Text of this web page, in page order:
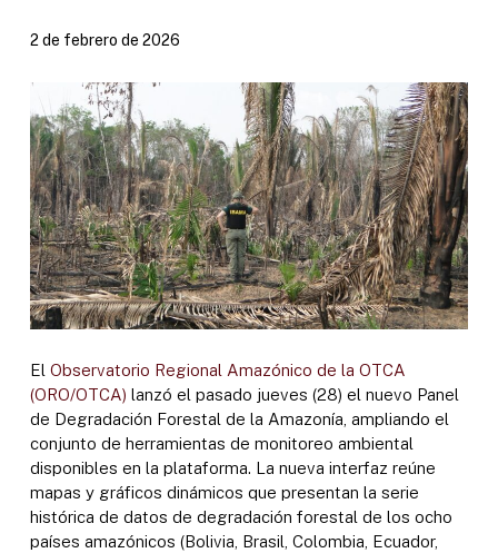
2 de febrero de 2026
El Observatorio Regional Amazónico de la OTCA
(ORO/OTCA) lanzó el pasado jueves (28) el nuevo Panel
de Degradación Forestal de la Amazonía, ampliando el
conjunto de herramientas de monitoreo ambiental
disponibles en la plataforma. La nueva interfaz reúne
mapas y gráficos dinámicos que presentan la serie
histórica de datos de degradación forestal de los ocho
países amazónicos (Bolivia, Brasil, Colombia, Ecuador,